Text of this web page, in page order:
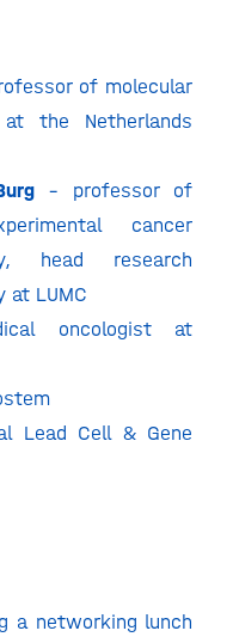
of molecular
the Netherlands
– professor of
cancer
head research
at LUMC
oncologist at
Lead Cell & Gene
a networking lunch